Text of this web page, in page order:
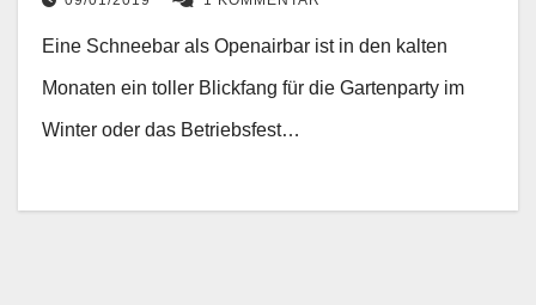
Eine Schneebar als Openairbar ist in den kalten
Monaten ein toller Blickfang für die Gartenparty im
Winter oder das Betriebsfest…